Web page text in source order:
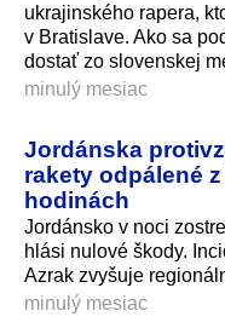
ukrajinského rapera,
v Bratislave. Ako sa
dostať zo slovenskej
minulý mesiac
Jordánska
rakety odpálené
hodinách
Jordánsko v noci
hlási nulové škody.
Azrak zvyšuje
minulý mesiac